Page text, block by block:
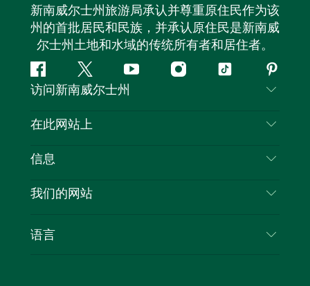
新南威尔士州旅游局承认并尊重原住民作为该
州的首批居民和民族，并承认原住民是新南威
尔士州土地和水域的传统所有者和居住者。
Facebook叽
叽
喳
YouTubeInstagram
抖
访问新南威尔士州
联系我们
隐私
Cookie 通知
在此网站上
目的地
新南威尔士州公路旅行
活动
信息
旅行信息
新南威尔士州的商业
我们的网站
语言